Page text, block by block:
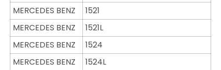
MERCEDES BENZ
1521
MERCEDES BENZ
1521L
MERCEDES BENZ
1524
MERCEDES BENZ
1524L